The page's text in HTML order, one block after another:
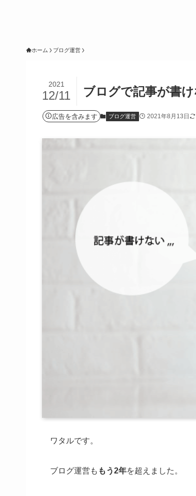
ホーム ブログ運営
ブログで記事が書
2021
12/11
広告を含みます ブログ運営 2021年8月13日
ワタルです。
ブログ運営も もう2年を超えました。